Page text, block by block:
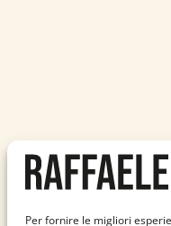
Per fornire le migliori